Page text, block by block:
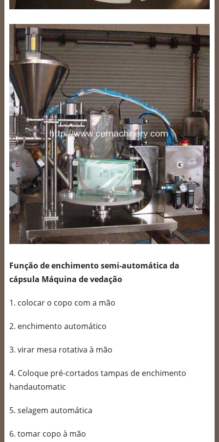
Função de enchimento semi-automática da
cápsula Máquina de vedação
1. colocar o copo com a mão
2. enchimento automático
3. virar mesa rotativa à mão
4. Coloque pré-cortados tampas de enchimento
handautomatic
5. selagem automática
6. tomar copo à mão